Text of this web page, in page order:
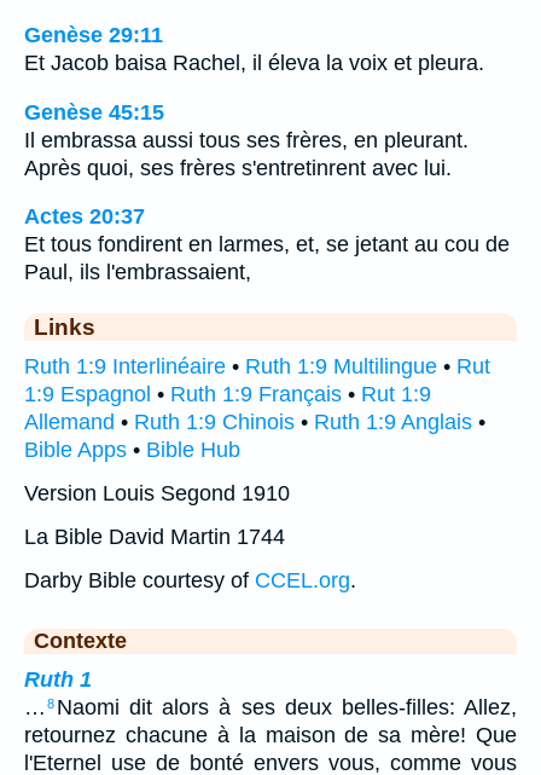
Genèse 29:11
Et Jacob baisa Rachel, il éleva la voix et pleura.
Genèse 45:15
Il embrassa aussi tous ses frères, en pleurant.
Après quoi, ses frères s'entretinrent avec lui.
Actes 20:37
Et tous fondirent en larmes, et, se jetant au cou de
Paul, ils l'embrassaient,
Links
Ruth 1:9 Interlinéaire • Ruth 1:9 Multilingue • Rut
1:9 Espagnol • Ruth 1:9 Français • Rut 1:9
Allemand • Ruth 1:9 Chinois • Ruth 1:9 Anglais •
Bible Apps • Bible Hub
Version Louis Segond 1910
La Bible David Martin 1744
Darby Bible courtesy of CCEL.org.
Contexte
Ruth 1
… 8 Naomi dit alors à ses deux belles-filles: Allez,
retournez chacune à la maison de sa mère! Que
l'Eternel use de bonté envers vous, comme vous